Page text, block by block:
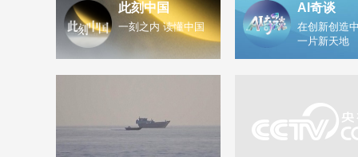
此刻中国
一刻之内 读懂中国
AI奇谈
在创新创造
一片新天地